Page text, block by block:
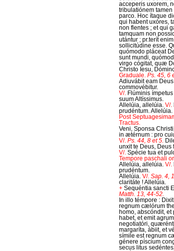
acceperis uxorem,
tribulatiónem
parco. Hoc ítaque
qui habent uxóres,
non flentes ; et qui
tamquam non
utántur ; pr.terít
sollicitúdine esse.
quómodo pláceat
sunt mundi,
virgo cógitat, quæ
Christo Iesu,
Graduale. Ps. 45, 6
Adiuvábit eam
commovébitur.
V/. Flúminis
suum Altíssimus.
Allelúia, allelúia. V/.
prudéntum. Allelúia.
Post
Tractus.
Veni, Sponsa
in ætérnum : pro
V/. Ps. 44, 8 et 5.
unxit te Deus,
V/. Spécie tua et
Tempore paschali
Allelúia, allelúia. V/.
prudéntum.
Allelúia. V/. Sap. 4,
claritáte ! Allelúia.
+ Sequéntia sancti
Matth. 13, 44-52.
In illo témpore :
regnum cælórum
homo, abscóndit,
habet, et emit
negotiatóri,
margaríta, ábiit, et
símile est regnum
génere píscium
secus litus